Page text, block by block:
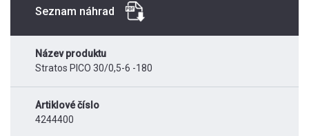
Seznam náhrad
Název produktu
Stratos PICO 30/0,5-6 -180
Artiklové číslo
4244400